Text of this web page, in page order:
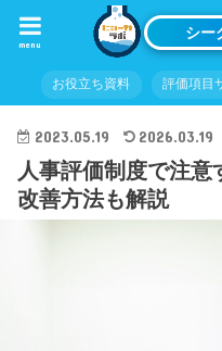
シー
menu
お役立ち資料 評価項目
2023.05.19 2026.03.19
人事評価制度で注意
改善方法も解説